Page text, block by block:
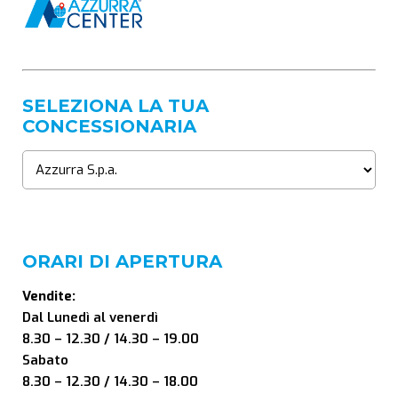
SELEZIONA LA TUA
CONCESSIONARIA
ORARI DI APERTURA
Vendite:
Dal Lunedì al venerdì
8.30 – 12.30 / 14.30 – 19.00
Sabato
8.30 – 12.30 / 14.30 – 18.00